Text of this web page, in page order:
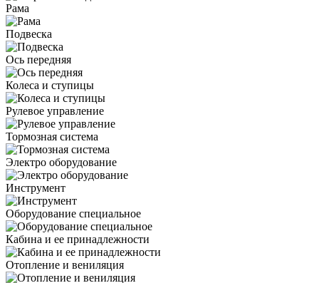
Рама
Подвеска
Ось передняя
Колеса и ступицы
Рулевое управление
Тормозная система
Электро оборудование
Инструмент
Оборудование специальное
Кабина и ее принадлежности
Отопление и вениляция